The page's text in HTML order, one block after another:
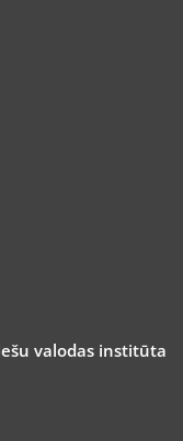
valodas institūta